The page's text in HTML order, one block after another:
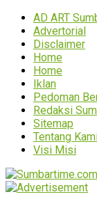
AD ART
Advertorial
Disclaimer
Home
Home
Iklan
Pedoman
Redaksi
Sitemap
Tentang
Visi Misi